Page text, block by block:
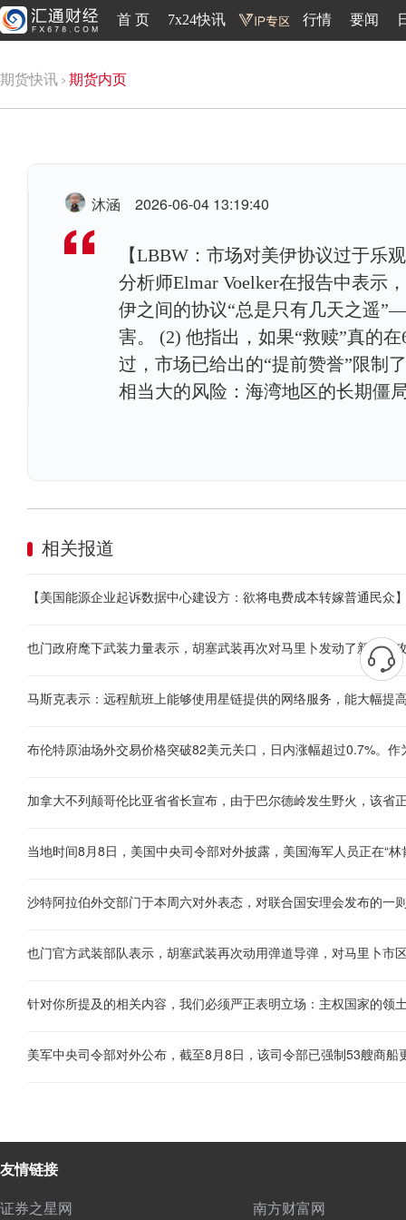
首 页 7x24快讯 行情 要闻
期货快讯 期货内页
沐涵 2026-06-04 13:19:40
【LBBW：市场对美伊协议过于乐
分析师Elmar Voelker在报告中表示
伊之间的协议“总是只有几天之遥
害。 (2) 他指出，如果“救赎”真的
过，市场已给出的“提前赞誉”限制
相当大的风险：海湾地区的长期僵
相关报道
马斯克表示：远程航班上能够使用星链提供的网络服务，能大幅提
也门官方武装部队表示，胡塞武装再次动用弹道导弹，对马里卜市
友情链接
证券之星网
南方财富网